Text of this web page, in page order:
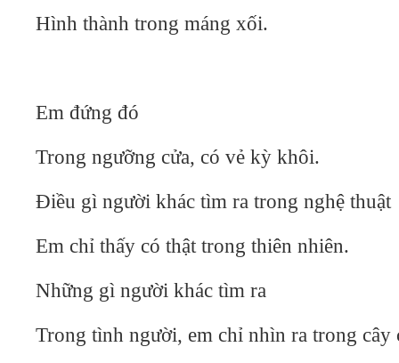
Hình thành trong máng xối.
Em đứng đó
Trong ngưỡng cửa, có vẻ kỳ khôi.
Điều gì người khác tìm ra trong nghệ thuật
Em chỉ thấy có thật trong thiên nhiên.
Những gì người khác tìm ra
Trong tình người, em chỉ nhìn ra trong cây